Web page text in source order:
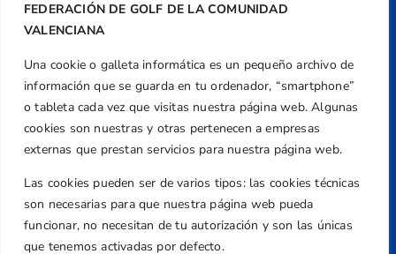
FEDERACIÓN DE GOLF DE LA COMUNIDAD
VALENCIANA
Una cookie o galleta informática es un pequeño archivo de
información que se guarda en tu ordenador, “smartphone”
o tableta cada vez que visitas nuestra página web. Algunas
cookies son nuestras y otras pertenecen a empresas
externas que prestan servicios para nuestra página web.
Las cookies pueden ser de varios tipos: las cookies técnicas
son necesarias para que nuestra página web pueda
funcionar, no necesitan de tu autorización y son las únicas
que tenemos activadas por defecto.
Dirección
Centre de L´Esport, Carrer d'Isaac Peral i
Caballero, Nº 5, Despachos 2 y 3, 46980,
Valencia
+34 961 367 799
Email
federacion@golfcv.com